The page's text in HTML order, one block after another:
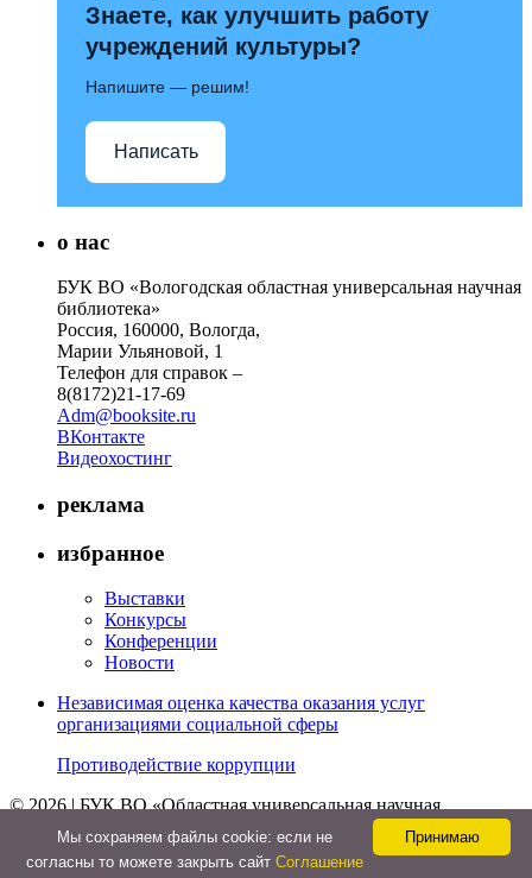
Знаете, как улучшить работу
учреждений культуры?
Напишите — решим!
Написать
о нас
БУК ВО «Вологодская областная универсальная научная
библиотека»
Россия, 160000, Вологда,
Марии Ульяновой, 1
Телефон для справок –
8(8172)21-17-69
Adm@booksite.ru
ВКонтакте
Видеохостинг
реклама
избранное
Выставки
Конкурсы
Конференции
Новости
Независимая оценка качества оказания услуг
организациями социальной сферы
Противодействие коррупции
© 2026 | БУК ВО «Областная универсальная научная
библиотека»
Принимаю
Мы cохраняем файлы cookie: если не
согласны то можете закрыть сайт Соглашение